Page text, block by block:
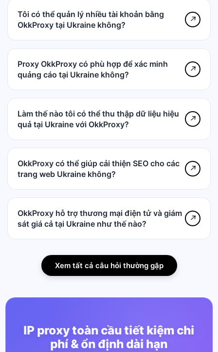
Tôi có thể quản lý nhiều tài khoản bằng
OkkProxy tại Ukraine không?
↗
Proxy OkkProxy có phù hợp để xác minh
quảng cáo tại Ukraine không?
↗
Làm thế nào tôi có thể thu thập dữ liệu hiệu
quả tại Ukraine với OkkProxy?
↗
OkkProxy có thể giúp cải thiện SEO cho các
trang web Ukraine không?
↗
OkkProxy hỗ trợ thương mại điện tử và giám
sát giá cả tại Ukraine như thế nào?
↗
Xem tất cả câu hỏi thường gặp
IP proxy toàn cầu tiết kiệm chi
phí & ổn định dài hạn